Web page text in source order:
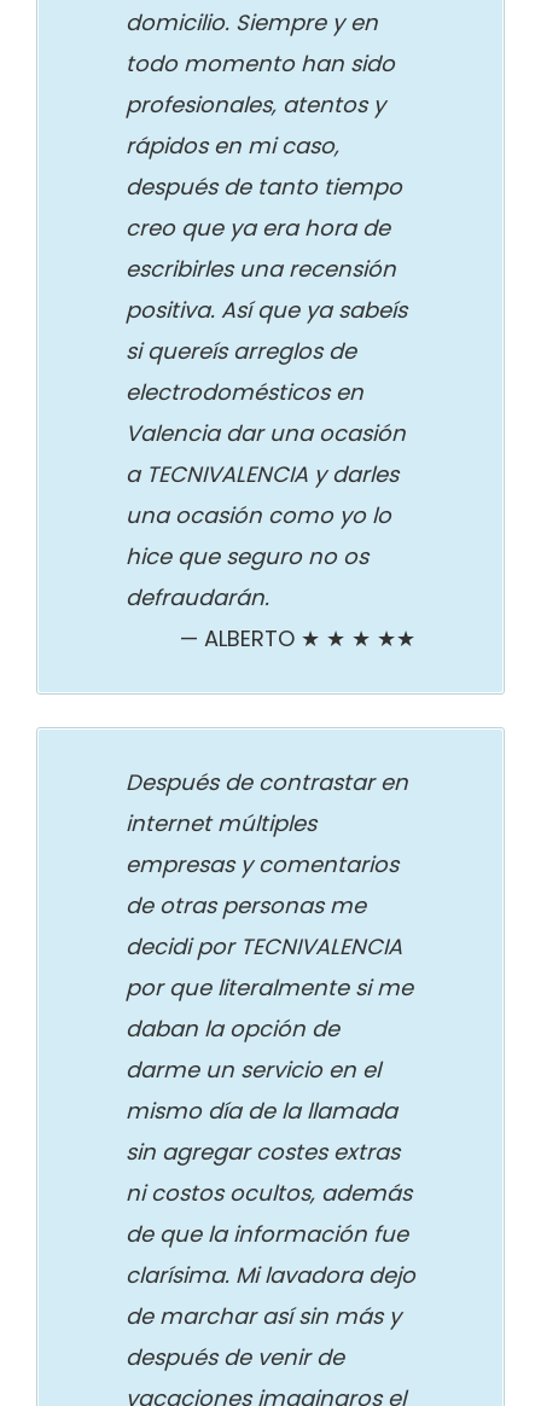
domicilio. Siempre y en
todo momento han sido
profesionales, atentos y
rápidos en mi caso,
después de tanto tiempo
creo que ya era hora de
escribirles una recensión
positiva. Así que ya sabeís
si quereís arreglos de
electrodomésticos en
Valencia dar una ocasión
a TECNIVALENCIA y darles
una ocasión como yo lo
hice que seguro no os
defraudarán.
ALBERTO ★ ★ ★ ★★
Después de contrastar en
internet múltiples
empresas y comentarios
de otras personas me
decidi por TECNIVALENCIA
por que literalmente si me
daban la opción de
darme un servicio en el
mismo día de la llamada
sin agregar costes extras
ni costos ocultos, además
de que la información fue
clarísima. Mi lavadora dejo
de marchar así sin más y
después de venir de
vacaciones imaginaros el